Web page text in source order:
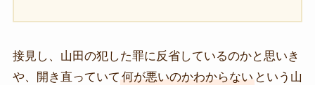
接見し、山田の犯した罪に反省しているのかと思いき
や、開き直っていて 何が悪いのかわからないという山